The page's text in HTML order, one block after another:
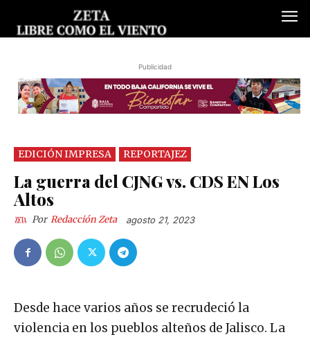
Publicidad
EDICIÓN IMPRESA REPORTAJEZ
La guerra del CJNG vs. CDS EN Los
Altos
Por Redacción Zeta agosto 21, 2023
Desde hace varios años se recrudeció la
violencia en los pueblos alteños de Jalisco. La